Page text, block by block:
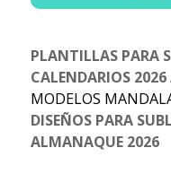
PLANTILLAS PARA
CALENDARIOS
MODELOS
DISEÑOS PARA
ALMANAQUE 2026